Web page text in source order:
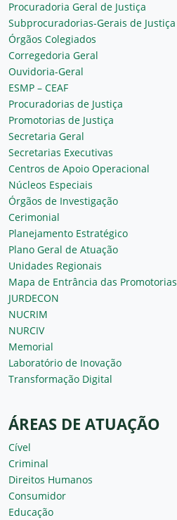
Procuradoria Geral de Justiça
Subprocuradorias-Gerais de Justiça
Órgãos Colegiados
Corregedoria Geral
Ouvidoria-Geral
ESMP – CEAF
Procuradorias de Justiça
Promotorias de Justiça
Secretaria Geral
Secretarias Executivas
Centros de Apoio Operacional
Núcleos Especiais
Órgãos de Investigação
Cerimonial
Planejamento Estratégico
Plano Geral de Atuação
Unidades Regionais
Mapa de Entrância das
JURDECON
NUCRIM
NURCIV
Memorial
Laboratório de Inovação
Transformação Digital
ÁREAS DE ATUAÇÃO
Cível
Criminal
Direitos Humanos
Consumidor
Educação